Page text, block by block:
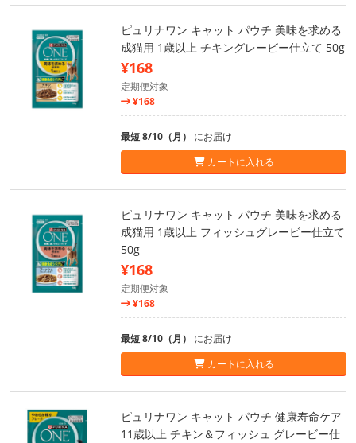
ピュリナワン キャット パウチ 美味を求める
成猫用 1歳以上 チキングレービー仕立て 50g
¥168
定期便対象
¥168
最短 8/10（月） にお届け
カートに入れる
ピュリナワン キャット パウチ 美味を求める
成猫用 1歳以上 フィッシュグレービー仕立て
50g
¥168
定期便対象
¥168
最短 8/10（月） にお届け
カートに入れる
ピュリナワン キャット パウチ 健康寿命ケア
11歳以上 チキン＆フィッシュ グレービー仕